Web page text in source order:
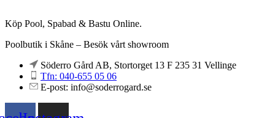
Köp Pool, Spabad & Bastu Online.
Poolbutik i Skåne – Besök vårt showroom
Söderro Gård AB, Stortorget 13 F 235 31 Vellinge
Tfn: 040-655 05 06
E-post: info@soderrogard.se